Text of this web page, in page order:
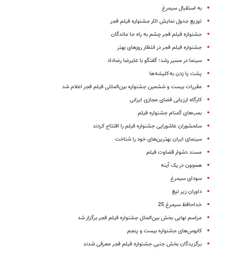
به استقبال سیمرغ
توزیع جدول‌ نمایش‌ اثار جشنواره‌ فیلم‌ فجر
جشنواره فیلم فجر چشم به راه جا ماندگان
جشنواره فیلم فجر در انتظار روزهای بهتر
سینما در مسیر رشد؛ گفتگو با علیرضا رضاداد
پشت پا زدن به کلیشه ها
مقررات بیست و ششمین جشنواره بین‌المللی فیلم فجر اعلام شد
کارگاه ارزیابی فضای مجازی ایرانی
بمب‌های گمنام جشنواره فیلم
سلحشوران عاشورایی جشنواره فیلم را افتتاح کردند
سینمای ایران بهترین‌های خود را شناخت
مسند دشوار قضاوت فیلم
همچون در یک آینه
سودای سیمرغ
داوران زیر تیغ
خداحافظ سیمرغ 25
مراسم نهایی بخش بین‌الملل جشنواره فیلم فجر برگزار شد
کابوس‌های جشنواره بیست و پنجم
برگزیدگان بخش جنبی جشنواره‌ فیلم فجر معرفی شدند